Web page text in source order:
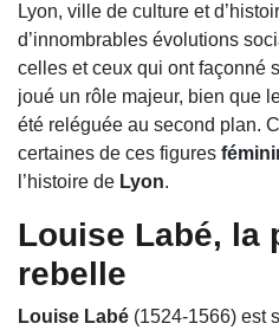
Lyon, ville de culture et
d’innombrables évolutions
celles et ceux qui ont façonné
joué un rôle majeur, bien que
été reléguée au second plan.
certaines de ces figures
l’histoire de Lyon.
Louise Labé, la
rebelle
Louise Labé (1524-1566) est